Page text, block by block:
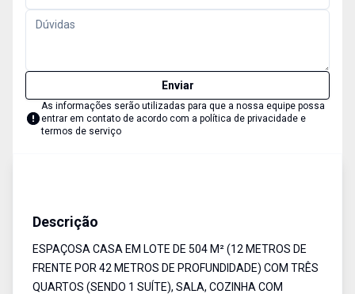
Enviar
As informações serão utilizadas para que a nossa equipe possa
entrar em contato de acordo com a política de privacidade e
termos de serviço
Descrição
ESPAÇOSA CASA EM LOTE DE 504 M² (12 METROS DE
FRENTE POR 42 METROS DE PROFUNDIDADE) COM TRÊS
QUARTOS (SENDO 1 SUÍTE), SALA, COZINHA COM